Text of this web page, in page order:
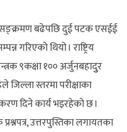
बढेपछि दुई पटक एसईई
गरिएको थियो । राष्ट्रिय
९कक्षा १०० अर्जुनबहादुुर
जिल्ला स्तरमा परीक्षाका
दिने कार्य भइरहेको छ ।
उत्तरपुस्तिका लगायतका